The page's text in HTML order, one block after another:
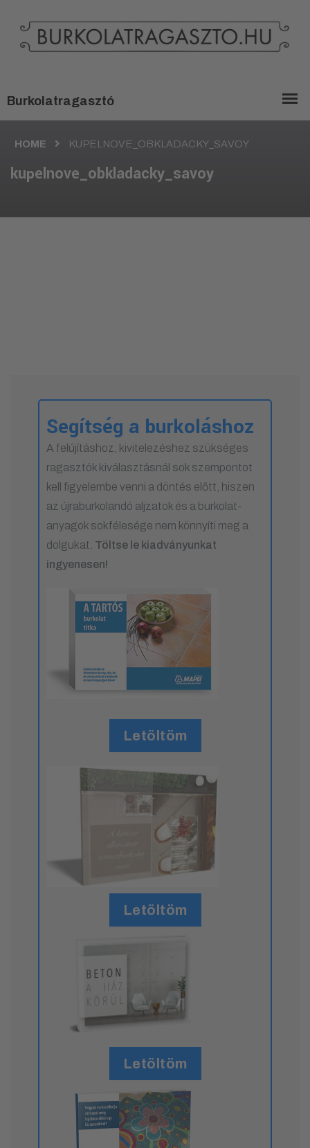
HOME KUPELNOVE_OBKLADACKY_SAVOY
kupelnove_obkladacky_savoy
Segítség a burkoláshoz
A felújításhoz, kivitelezéshez szükséges
ragasztók kiválasztásnál sok szempontot
kell figyelembe venni a döntés előtt, hiszen
az újraburkolandó aljzatok és a burkolat-
anyagok sokfélesége nem könnyíti meg a
dolgukat. Töltse le kiadványunkat
ingyenesen!
Letöltöm
Letöltöm
Letöltöm